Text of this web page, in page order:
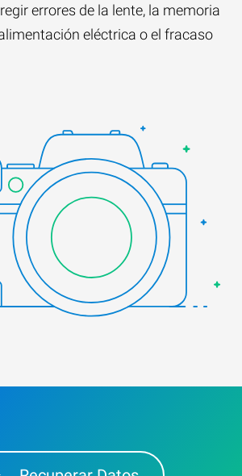
errores de la lente, la memoria
eléctrica o el fracaso